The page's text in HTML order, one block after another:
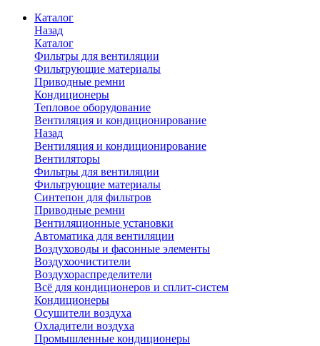
Каталог
Назад
Каталог
Фильтры для вентиляции
Фильтрующие материалы
Приводные ремни
Кондиционеры
Тепловое оборудование
Вентиляция и кондиционирование
Назад
Вентиляция и кондиционирование
Вентиляторы
Фильтры для вентиляции
Фильтрующие материалы
Синтепон для фильтров
Приводные ремни
Вентиляционные установки
Автоматика для вентиляции
Воздуховоды и фасонные элементы
Воздухоочистители
Воздухораспределители
Всё для кондиционеров и сплит-систем
Кондиционеры
Осушители воздуха
Охладители воздуха
Промышленные кондиционеры